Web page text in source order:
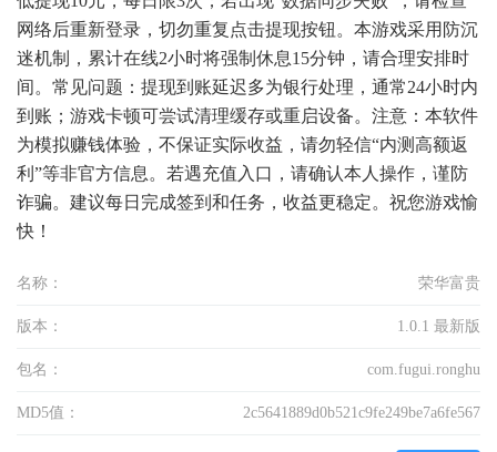
网络后重新登录，切勿重复点击提现按钮。本游戏采用防沉
迷机制，累计在线2小时将强制休息15分钟，请合理安排时
间。常见问题：提现到账延迟多为银行处理，通常24小时内
到账；游戏卡顿可尝试清理缓存或重启设备。注意：本软件
为模拟赚钱体验，不保证实际收益，请勿轻信“内测高额返
利”等非官方信息。若遇充值入口，请确认本人操作，谨防
诈骗。建议每日完成签到和任务，收益更稳定。祝您游戏愉
快！
名称： 荣华富贵
版本： 1.0.1 最新版
包名： com.fugui.ronghu
MD5值： 2c5641889d0b521c9fe249be7a6fe567